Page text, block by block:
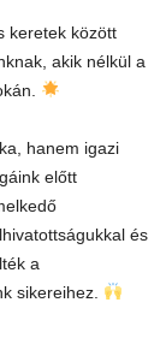
keretek között
akik nélkül a
hanem igazi
előtt
és
a
sikereihez.